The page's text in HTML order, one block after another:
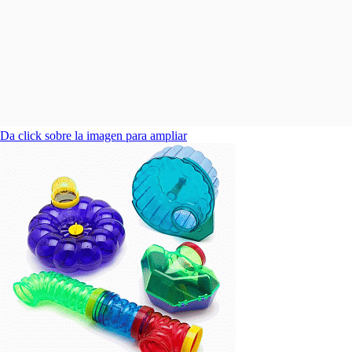
Da click sobre la imagen para ampliar